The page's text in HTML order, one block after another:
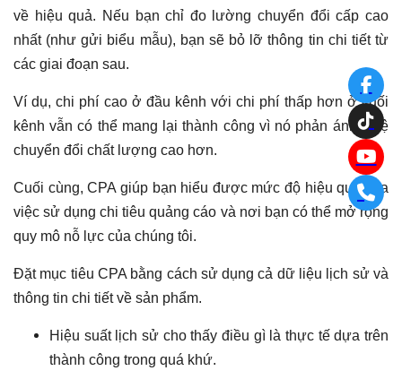
về hiệu quả. Nếu bạn chỉ đo lường chuyển đổi cấp cao
nhất (như gửi biểu mẫu), bạn sẽ bỏ lỡ thông tin chi tiết từ
các giai đoạn sau.
Ví dụ, chi phí cao ở đầu kênh với chi phí thấp hơn ở cuối
kênh vẫn có thể mang lại thành công vì nó phản ánh tỷ lệ
chuyển đổi chất lượng cao hơn.
Cuối cùng, CPA giúp bạn hiểu được mức độ hiệu quả của
việc sử dụng chi tiêu quảng cáo và nơi bạn có thể mở rộng
quy mô nỗ lực của chúng tôi.
Đặt mục tiêu CPA bằng cách sử dụng cả dữ liệu lịch sử và
thông tin chi tiết về sản phẩm.
Hiệu suất lịch sử cho thấy điều gì là thực tế dựa trên
thành công trong quá khứ.